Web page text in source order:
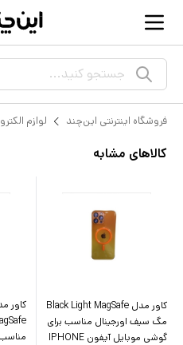
جستجو کنید...
فروشگاه اینترنتی این‌چند لوازم
کالاهای مشابه
کاور مدل Black Light MagSafe
مگ سیف اورجینال مناسب برای
گوشی موبایل آیفون IPHONE